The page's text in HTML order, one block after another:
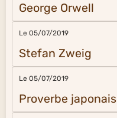
George Orwell
Le 05/07/2019
Stefan Zweig
Le 05/07/2019
Proverbe japonais